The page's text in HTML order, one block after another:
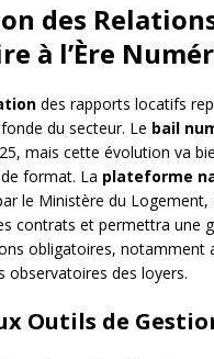
des
à l’Ère
des rapports locatifs
du secteur. Le bail
mais cette évolution va
format. La plateforme
le Ministère du Logement,
contrats et permettra une
obligatoires, notamment
observatoires des loyers.
Outils de